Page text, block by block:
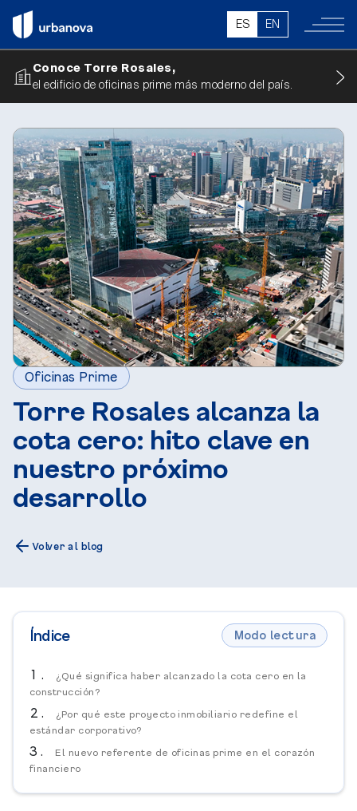
ES EN
Conoce Torre Rosales,
el edificio de oficinas prime más moderno del país.
Oficinas Prime
Torre Rosales alcanza la
cota cero: hito clave en
nuestro próximo
desarrollo
Volver al blog
Índice Modo lectura
¿Qué significa haber alcanzado la cota cero en la
construcción?
¿Por qué este proyecto inmobiliario redefine el
estándar corporativo?
El nuevo referente de oficinas prime en el corazón
financiero